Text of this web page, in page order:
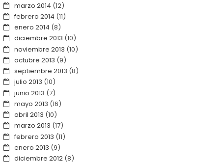
marzo 2014 (12)
febrero 2014 (11)
enero 2014 (8)
diciembre 2013 (10)
noviembre 2013 (10)
octubre 2013 (9)
septiembre 2013 (8)
julio 2013 (10)
junio 2013 (7)
mayo 2013 (16)
abril 2013 (10)
marzo 2013 (17)
febrero 2013 (11)
enero 2013 (9)
diciembre 2012(8)